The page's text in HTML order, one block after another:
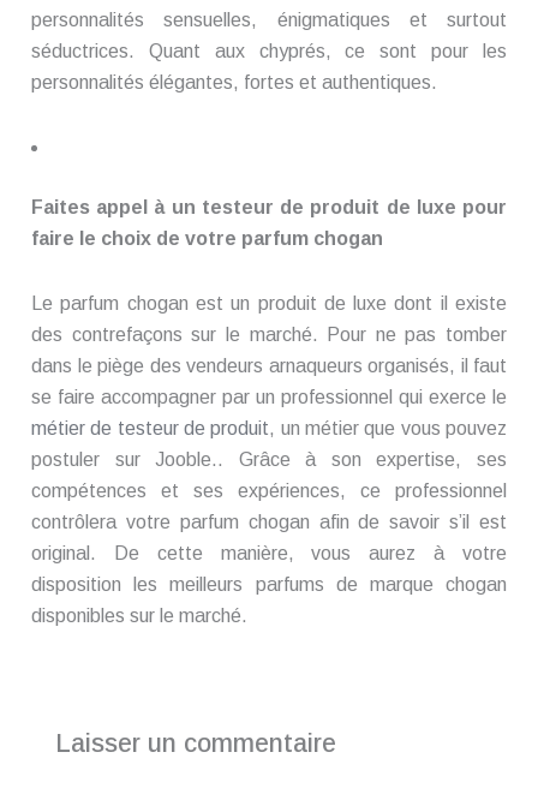
personnalités sensuelles, énigmatiques et surtout
séductrices. Quant aux chyprés, ce sont pour les
personnalités élégantes, fortes et authentiques.
Faites appel à un testeur de produit de luxe pour
faire le choix de votre parfum chogan
Le parfum chogan est un produit de luxe dont il existe
des contrefaçons sur le marché. Pour ne pas tomber
dans le piège des vendeurs arnaqueurs organisés, il faut
se faire accompagner par un professionnel qui exerce le
métier de testeur de produit, un métier que vous pouvez
postuler sur Jooble.. Grâce à son expertise, ses
compétences et ses expériences, ce professionnel
contrôlera votre parfum chogan afin de savoir s’il est
original. De cette manière, vous aurez à votre
disposition les meilleurs parfums de marque chogan
disponibles sur le marché.
Laisser un commentaire